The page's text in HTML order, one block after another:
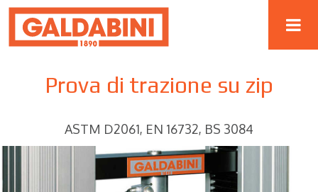
Prova di trazione su zip
ASTM D2061, EN 16732, BS 3084